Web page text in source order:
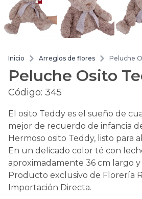
Inicio Arreglos de flores Peluche
Peluche Osito
Código: 345
El osito Teddy es el sueño de
mejor de recuerdo de infancia
Hermoso osito Teddy, listo para
En un delicado color té con
aproximadamente 36 cm largo y
Producto exclusivo de Florería
Importación Directa.